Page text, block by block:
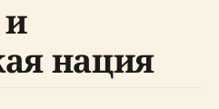
нация